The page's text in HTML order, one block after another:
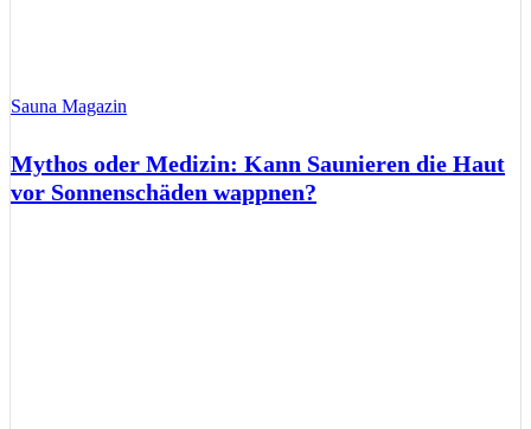
Sauna Magazin
Mythos oder Medizin: Kann Saunieren die Haut
vor Sonnenschäden wappnen?